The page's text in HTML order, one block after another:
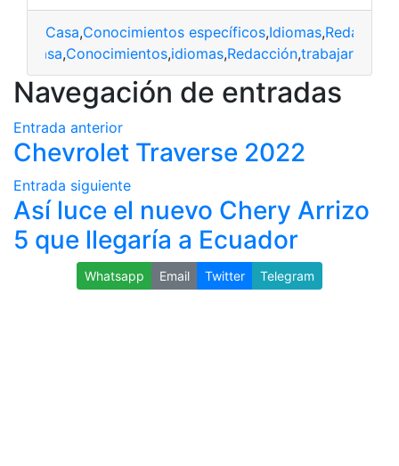
Casa,Conocimientos específicos,Idiomas,Redacción
Casa,Conocimientos,idiomas,Redacción,trabajar
Navegación de entradas
Entrada anterior
Chevrolet Traverse 2022
Entrada siguiente
Así luce el nuevo Chery Arrizo
5 que llegaría a Ecuador
Whatsapp Email Twitter Telegram